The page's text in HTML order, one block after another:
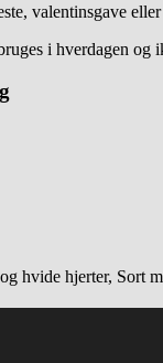
valentinsgave
i hverdagen og
hvide hjerter, Sort